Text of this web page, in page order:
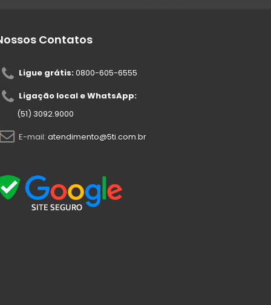
Contatos
Ligue grátis:0800-605-6555
Ligação local e WhatsApp:
(51) 3092.9000
E-mail: atendimento@5ti.com.br